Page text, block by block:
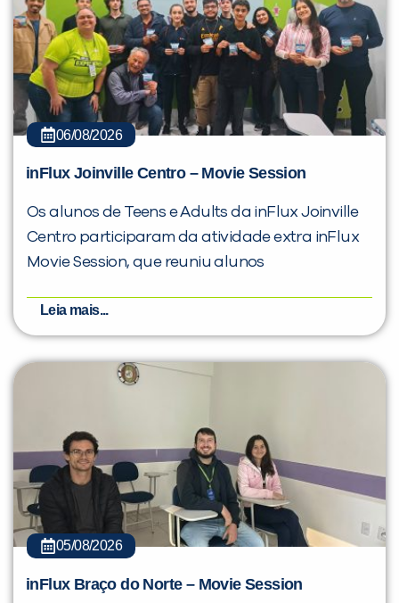
06/08/2026
inFlux Joinville Centro – Movie Session
Os alunos de Teens e Adults da inFlux Joinville
Centro participaram da atividade extra inFlux
Movie Session, que reuniu alunos
Leia mais...
05/08/2026
inFlux Braço do Norte – Movie Session